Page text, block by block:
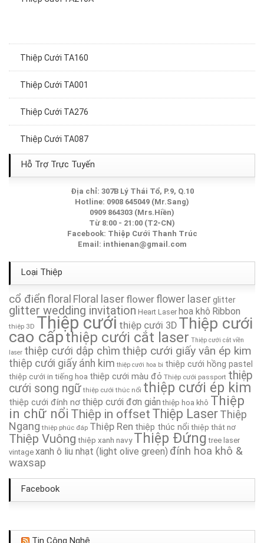
Thiệp Cưới TA160
Thiệp Cưới TA001
Thiệp Cưới TA276
Thiệp Cưới TA087
Thiệp Cưới TA178
Thiệp Cưới TA120
Thiệp Cưới TA248A
Thiệp Cưới TA043
Thiệp Cưới TA036
Thiệp Cưới TA023
Thiệp Cưới TA029
Thiệp Cưới TA180
Thiệp Cưới TA066
Thiệp Cưới TA210A
Hỗ Trợ Trực Tuyến
Địa chỉ: 307B Lý Thái Tổ, P.9, Q.10
Hotline: 0908 645049 (Mr.Sang)
0909 864303 (Mrs.Hiền)
Từ 8:00 - 21:00 (T2-CN)
Facebook: Thiệp Cưới Thanh Trúc
Email: inthienan@gmail.com
Loại Thiệp
cổ điển floral Floral laser flower flower laserglitter
glitter wedding invitation Heart Laser hoa khô Ribbon
thiệp 3D Thiệp cưới thiệp cưới 3D Thiệp cưới
cao cấpthiệp cưới cắt laser Thiệp cưới cắt viền
laser thiệp cưới dập chìm thiệp cưới giấy vân ép kim
thiệp cưới giấy ánh kim thiệp cưới hoa bi thiệp cưới hồng pastel
thiệp cưới in tiếng hoa thiệp cưới màu đỏ Thiệp cưới passport thiệp
cưới song ngữ thiệp cưới thúc nổi thiệp cưới ép kim
thiệp cưới đính nơ thiệp cưới đơn giản thiệp hoa khô Thiệp
in chữ nổi Thiệp in offset Thiệp LaserThiệp
Ngang thiệp phúc đáp Thiệp Ren thiệp thúc nổi thiệp thắt nơ
Thiệp Vuông thiệp xanh navy Thiệp Đứng tree laser
vintage xanh ô liu nhạt (light olive green) đính hoa khô &
waxsap
Facebook
Tin Công Nghệ